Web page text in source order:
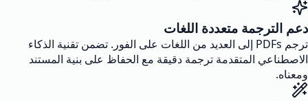
دعم الترجمة متعددة اللغات
ترجم PDFs إلى العديد من اللغات على الفور. تضمن تقنية الذكاء
الاصطناعي المتقدمة ترجمة دقيقة مع الحفاظ على بنية المستند
ومعناه.